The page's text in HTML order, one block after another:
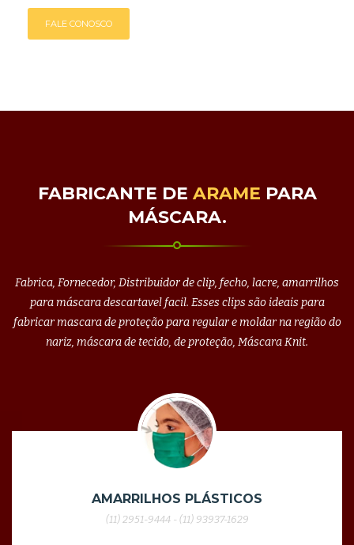
FALE CONOSCO
FABRICANTE DE ARAME PARA
MÁSCARA.
Fabrica, Fornecedor, Distribuidor de clip, fecho, lacre, amarrilhos
para máscara descartavel facil. Esses clips são ideais para
fabricar mascara de proteção para regular e moldar na região do
nariz, máscara de tecido, de proteção, Máscara Knit.
AMARRILHOS PLÁSTICOS
(11) 2951-9444 - (11) 93937-1629